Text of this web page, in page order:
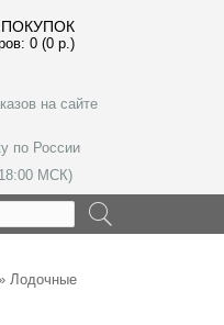
0 (0 р.)
на сайте
по России
МСК)
Лодочные